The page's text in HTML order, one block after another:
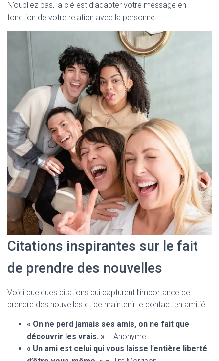
N’oubliez pas, la clé est d’adapter votre message en
fonction de votre relation avec la personne.
Citations inspirantes sur le fait
de prendre des nouvelles
Voici quelques citations qui capturent l’importance de
prendre des nouvelles et de maintenir le contact en amitié :
« On ne perd jamais ses amis, on ne fait que
découvrir les vrais. » – Anonyme
« Un ami est celui qui vous laisse l’entière liberté